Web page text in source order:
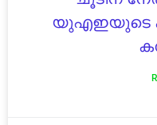
യുഎഇയുടെ